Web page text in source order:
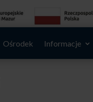
Ośrodek Informacje